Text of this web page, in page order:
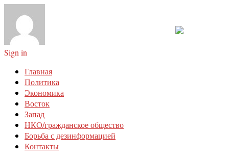
Sign in
Главная
Политика
Экономика
Восток
Запад
НКО/гражданское общество
Борьба с дезинформацией
Контакты